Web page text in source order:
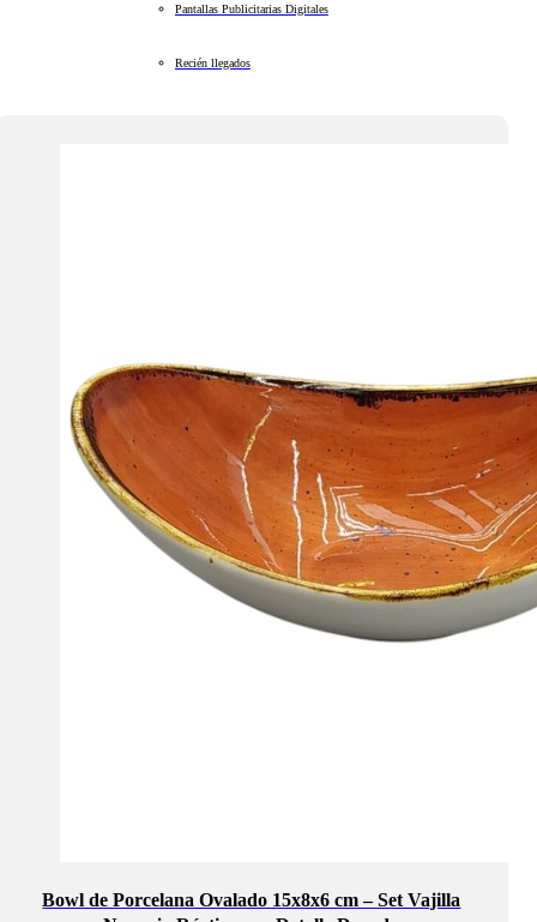
Pantallas Publicitarias Digitales
Recién llegados
Bowl de Porcelana Ovalado 15x8x6 cm – Set Vajilla